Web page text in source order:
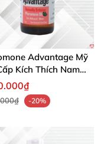
Advantage Mỹ
Kích Thích Nam
-20%